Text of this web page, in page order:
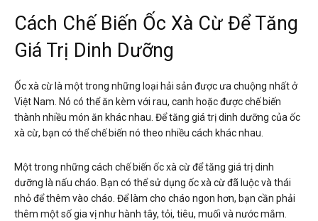
Cách Chế Biến Ốc Xà Cừ Để Tăng
Giá Trị Dinh Dưỡng
Ốc xà cừ là một trong những loại hải sản được ưa chuộng nhất ở
Việt Nam. Nó có thể ăn kèm với rau, canh hoặc được chế biến
thành nhiều món ăn khác nhau. Để tăng giá trị dinh dưỡng của ốc
xà cừ, bạn có thể chế biến nó theo nhiều cách khác nhau.
Một trong những cách chế biến ốc xà cừ để tăng giá trị dinh
dưỡng là nấu cháo. Bạn có thể sử dụng ốc xà cừ đã luộc và thái
nhỏ để thêm vào cháo. Để làm cho cháo ngon hơn, bạn cần phải
thêm một số gia vị như hành tây, tỏi, tiêu, muối và nước mắm.